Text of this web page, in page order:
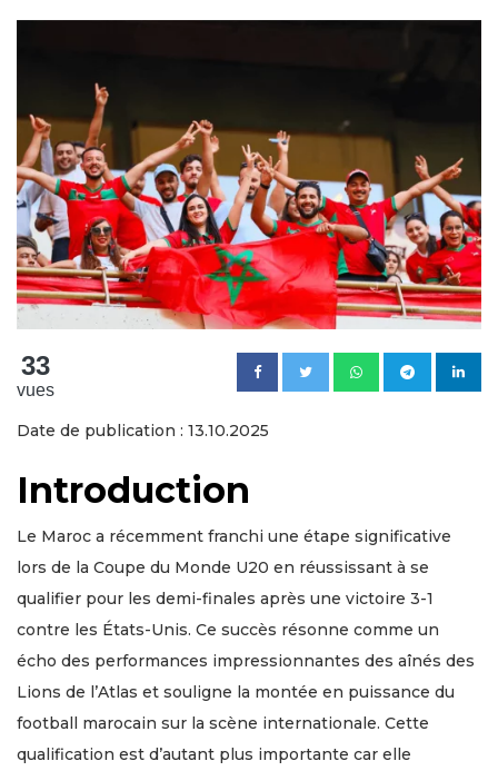
33
vues
Date de publication : 13.10.2025
Introduction
Le Maroc a récemment franchi une étape significative
lors de la Coupe du Monde U20 en réussissant à se
qualifier pour les demi-finales après une victoire 3-1
contre les États-Unis. Ce succès résonne comme un
écho des performances impressionnantes des aînés des
Lions de l’Atlas et souligne la montée en puissance du
football marocain sur la scène internationale. Cette
qualification est d’autant plus importante car elle